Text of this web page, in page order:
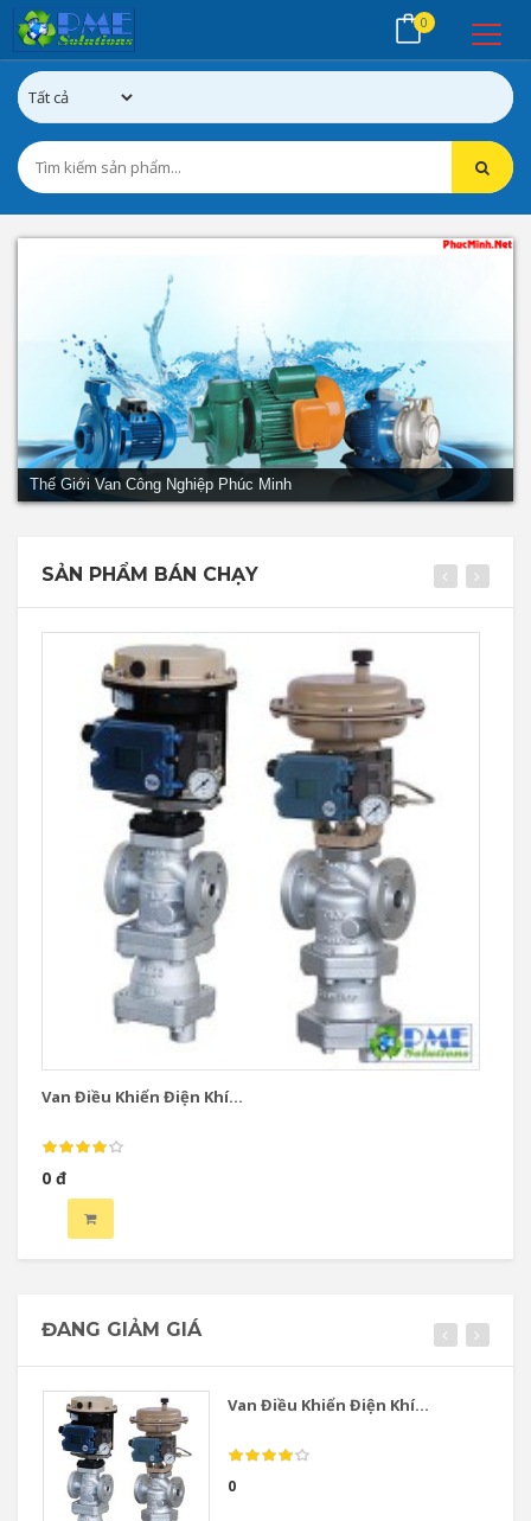
0
Thế Giới Van Công Nghiệp Phúc Minh
SẢN PHẨM BÁN CHẠY
Van Điều Khiển Điện Khí...
0 đ
ĐANG GIẢM GIÁ
Van Điều Khiển Điện Khí...
0